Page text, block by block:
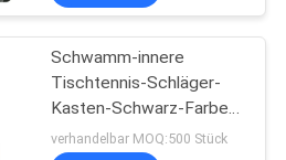
Schwamm-innere
Tischtennis-Schläger-
Kasten-Schwarz-Farbe
für Schläger gut halten
verhandelbar MOQ:500 Stück